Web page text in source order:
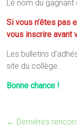
Le nom du
Si vous n’êtes pas
vous inscrire avant
Les bulletins
site du collège.
Bonne chance !
← Dernières